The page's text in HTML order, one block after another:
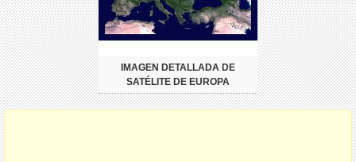
IMAGEN DETALLADA DE
SATÉLITE DE EUROPA